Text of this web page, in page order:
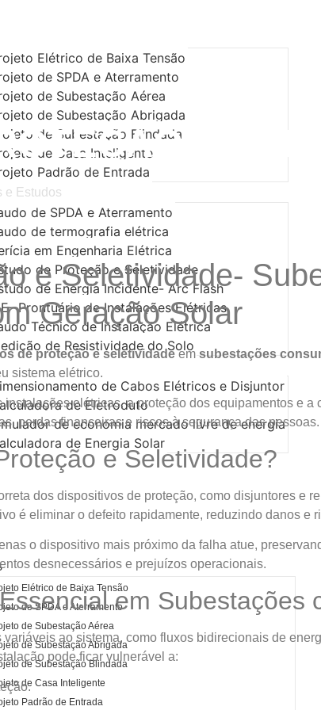
Elétrico de Baixa Tensão
de SPDA e Aterramento
de Subestação Aérea
de Subestação Abrigada
de Subestação Blindada
de Casa Inteligente
Padrão de Entrada
e Estudos
de SPDA e Aterramento
de termografia elétrica
em Engenharia Elétrica
de Proteção e Seletividade
de Energia Incidente- Arc Flash
Prontuário de Instalações Elétricas
Técnico de Instalação Elétrica
de Resistividade do Solo
de Cabos Elétricos e Disjuntor
de Eletroduto
de economia mercado livre de energia
de Energia Solar
Elétrico de Baixa Tensão
de SPDA e Aterramento
de Subestação Aérea
de Subestação Abrigada
de Subestação Blindada
de Casa Inteligente
Padrão de Entrada
E
e Seletividade-
Geração Solar
de proteção e seletividadeem subestações
sistema elétrico.
elétricas, a proteção dos equipamentos e
perdas financeiras e riscos à segurança das pessoas.
e Seletividade?
dos dispositivos de proteção, como disjuntores e
é eliminar o defeito rapidamente, reduzindo danos e
o dispositivo mais próximo da falha atue,
desnecessários e prejuízos operacionais.
em Subestações
variáveis ao sistema, como fluxos bidirecionais de
pode ficar vulnerável a: